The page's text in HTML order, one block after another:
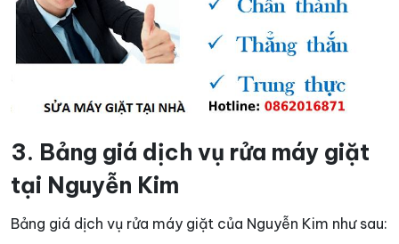
3. Bảng giá dịch vụ rửa máy giặt
tại Nguyễn Kim
Bảng giá dịch vụ rửa máy giặt của Nguyễn Kim như sau: